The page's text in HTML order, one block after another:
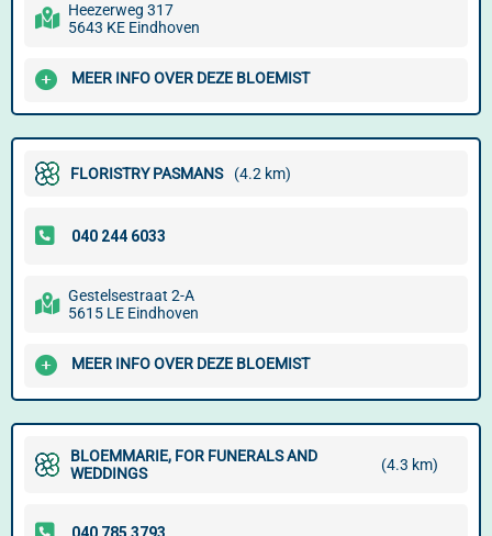
Heezerweg 317
5643 KE Eindhoven
MEER INFO OVER DEZE BLOEMIST
FLORISTRY PASMANS (4.2 km)
Gestelsestraat 2-A
5615 LE Eindhoven
MEER INFO OVER DEZE BLOEMIST
BLOEMMARIE, FOR FUNERALS AND
WEDDINGS
(4.3 km)